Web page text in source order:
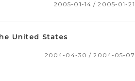
2005-01-14 / 2005-01-21
United States
2004-04-30 / 2004-05-07